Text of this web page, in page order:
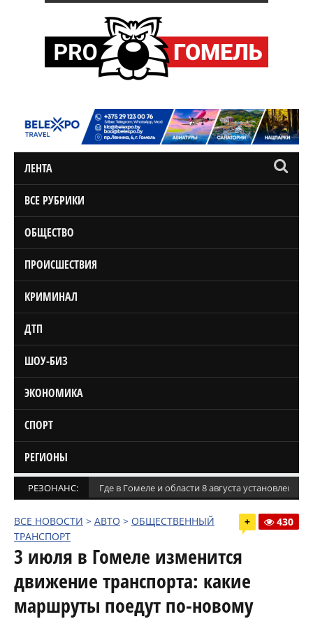
ЛЕНТА
ВСЕ РУБРИКИ
ОБЩЕСТВО
ПРОИСШЕСТВИЯ
КРИМИНАЛ
ДТП
ШОУ-БИЗ
ЭКОНОМИКА
СПОРТ
РЕГИОНЫ
РЕЗОНАНС: Где в Гомеле и области 8 августа установлены
ВСЕ НОВОСТИ > АВТО > ОБЩЕСТВЕННЫЙ
ТРАНСПОРТ
+ 430
3 июля в Гомеле изменится
движение транспорта: какие
маршруты поедут по-новому